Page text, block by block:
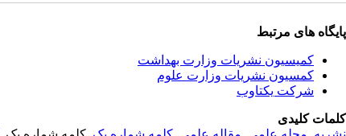
پایگاه های مرتبط
کمیسیون نشریات وزارت بهداشت
کمسیون نشریات وزارت علوم
شرکت یکتاوب
کلمات کلیدی